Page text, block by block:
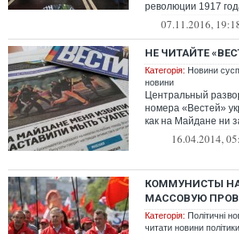
революции 1917
немного времени
захвата власти, ка...
07.11.2016,
НЕ ЧИТАЙТЕ
Категорія: Новини
новини
Центральный
номера «Вестей»
как на Майдане ни
людей. Точнее, «за
16.04.2014,
КОММУНИСТЫ
МАССОВУЮ
Категорія: Політичні
читати новини політики